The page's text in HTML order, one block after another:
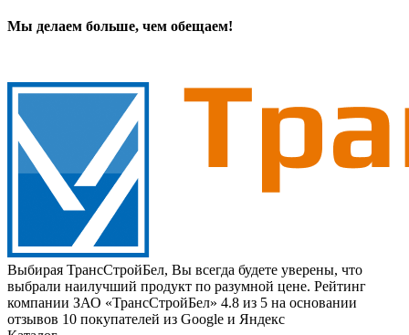
Мы делаем больше, чем обещаем!
Выбирая ТрансСтройБел, Вы всегда будете уверены, что
выбрали наилучший продукт по разумной цене. Рейтинг
компании ЗАО «ТрансСтройБел» 4.8 из 5 на основании
отзывов 10 покупателей из Google и Яндекс